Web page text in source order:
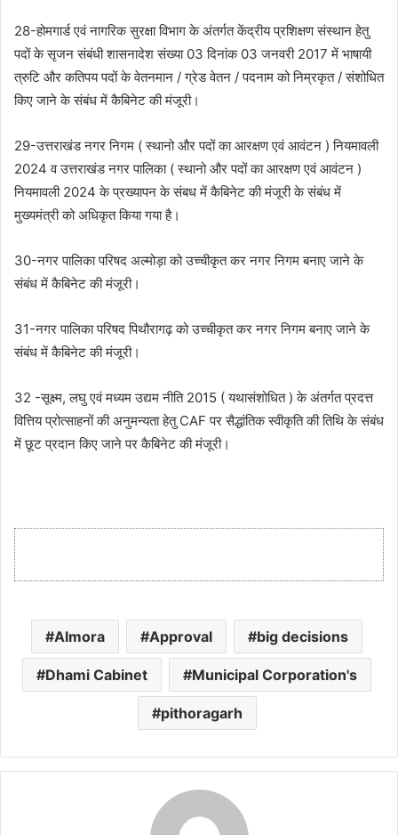
28-होमगार्ड एवं नागरिक सुरक्षा विभाग के अंतर्गत केंद्रीय प्रशिक्षण संस्थान हेतु
पदों के सृजन संबंधी शासनादेश संख्या 03 दिनांक 03 जनवरी 2017 में भाषायी
त्रुटि और कतिपय पदों के वेतनमान / ग्रेड वेतन / पदनाम को निम्रकृत / संशोधित
किए जाने के संबंध में कैबिनेट की मंजूरी।
29-उत्तराखंड नगर निगम ( स्थानो और पदों का आरक्षण एवं आवंटन ) नियमावली
2024 व उत्तराखंड नगर पालिका ( स्थानो और पदों का आरक्षण एवं आवंटन )
नियमावली 2024 के प्रख्यापन के संबध में कैबिनेट की मंजूरी के संबंध में
मुख्यमंत्री को अधिकृत किया गया है।
30-नगर पालिका परिषद अल्मोड़ा को उच्चीकृत कर नगर निगम बनाए जाने के
संबंध में कैबिनेट की मंजूरी।
31-नगर पालिका परिषद पिथौरागढ़ को उच्चीकृत कर नगर निगम बनाए जाने के
संबंध में कैबिनेट की मंजूरी।
32 -सूक्ष्म, लघु एवं मध्यम उद्यम नीति 2015 ( यथासंशोधित ) के अंतर्गत प्रदत्त
वित्तिय प्रोत्साहनों की अनुमन्यता हेतु CAF पर सैद्धांतिक स्वीकृति की तिथि के संबंध
में छूट प्रदान किए जाने पर कैबिनेट की मंजूरी।
Almora Approval big decisions
Dhami Cabinet Municipal Corporation's
pithoragarh